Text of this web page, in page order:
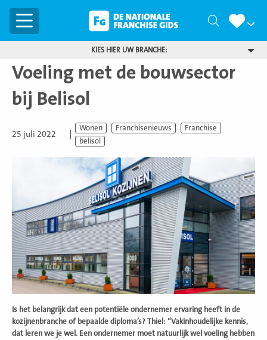
Menu Zoeken
KIES HIER UW BRANCHE:
Voeling met de bouwsector
bij Belisol
25 juli 2022
Wonen Franchisenieuws
Franchise
belisol
Is het belangrijk dat een potentiële ondernemer ervaring heeft in de
kozijnenbranche of bepaalde diploma’s? Thiel: “Vakinhoudelijke kennis,
dat leren we je wel. Een ondernemer moet natuurlijk wel voeling hebben